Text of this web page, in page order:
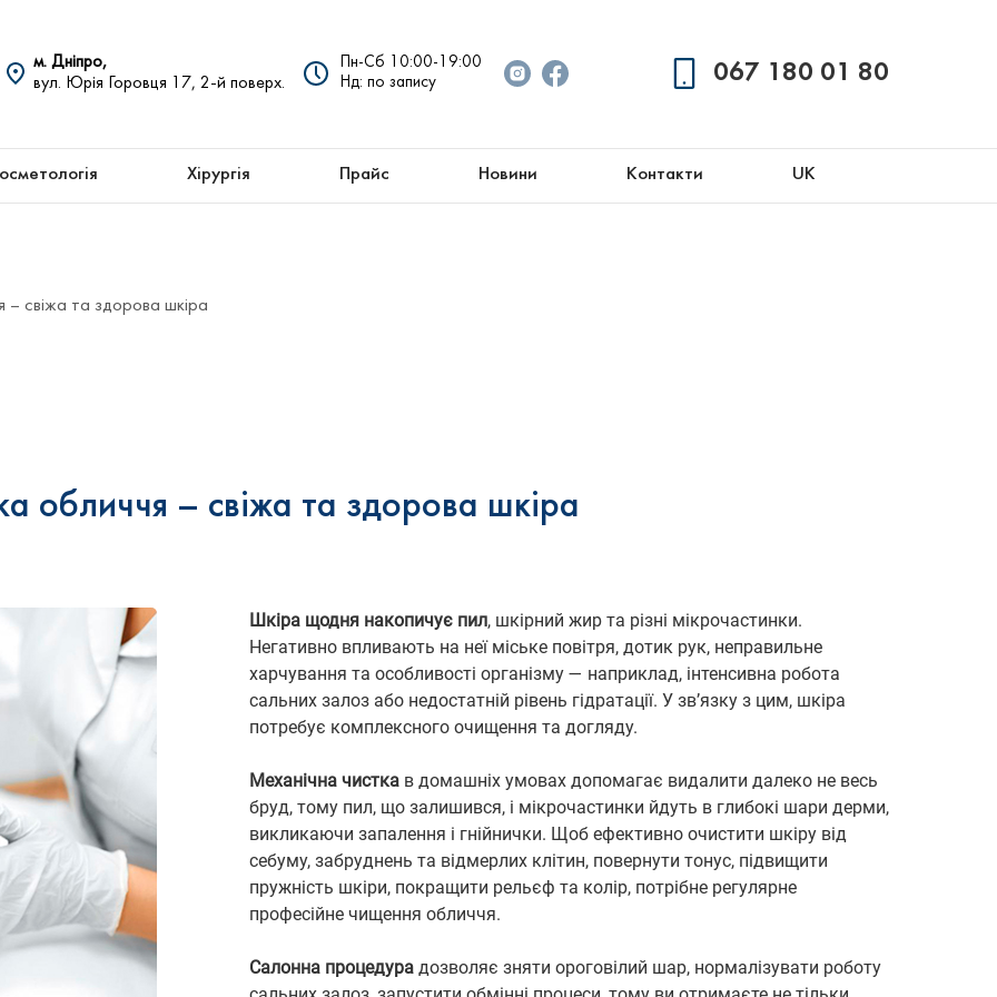
м. Дніпро,
вул. Юрія Горовця 17, 2-й поверх.
Пн-Сб 10:00-19:00
Нд: по запису
067 180 01 80
Хірургія Прайс Новини Контакти UK
– свіжа та здорова шкіра
обличчя – свіжа та здорова шкіра
Шкіра щодня накопичує пил, шкірний жир та різні мікрочастинки.
Негативно впливають на неї міське повітря, дотик рук, неправильне
харчування та особливості організму — наприклад, інтенсивна робота
сальних залоз або недостатній рівень гідратації. У зв’язку з цим, шкіра
потребує комплексного очищення та догляду.
Механічна чистка в домашніх умовах допомагає видалити далеко не весь
бруд, тому пил, що залишився, і мікрочастинки йдуть в глибокі шари дерми,
викликаючи запалення і гнійнички. Щоб ефективно очистити шкіру від
себуму, забруднень та відмерлих клітин, повернути тонус, підвищити
пружність шкіри, покращити рельєф та колір, потрібне регулярне
професійне чищення обличчя.
Салонна процедура дозволяє зняти ороговілий шар, нормалізувати роботу